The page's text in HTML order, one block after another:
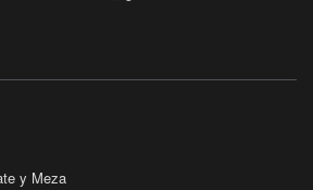
y Meza